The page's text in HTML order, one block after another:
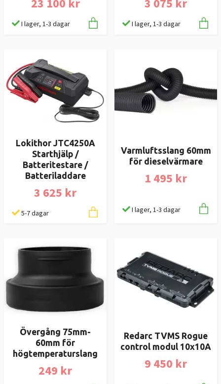
23 100 kr
I lager, 1-3 dagar
3 075 kr
I lager, 1-3 dagar
Lokithor JTC4250A
Starthjälp /
Batteritestare /
Batteriladdare
3 625 kr
5-7 dagar
Varmluftsslang 60mm
för dieselvärmare
1 495 kr
I lager, 1-3 dagar
Övergång 75mm-
60mm för
högtemperaturslang
249 kr
Redarc TVMS Rogue
control modul 10x10A
9 450 kr